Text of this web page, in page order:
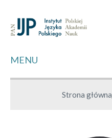
MENU
Strona główna